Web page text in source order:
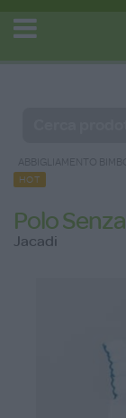
ABBIGLIAMENTO BIMBO
HOT
Polo
Jacadi